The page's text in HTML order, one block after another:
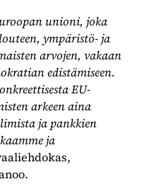
unioni, joka
ympäristö- ja
arvojen, vakaan
edistämiseen.
EU-
arkeen aina
ja pankkien
ja